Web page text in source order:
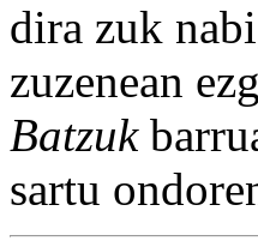
dira zuk
zuzenean
Batzuk
sartu